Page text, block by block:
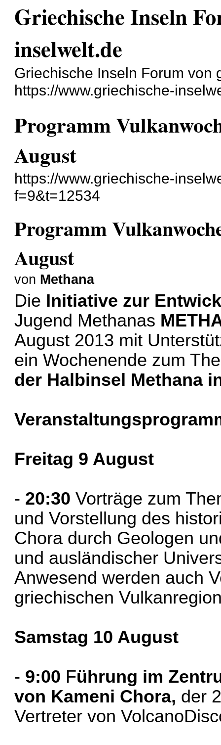
Griechische Inseln
inselwelt.de
Griechische Inseln Forum von
https://www.griechische-
Programm
August
https://www.griechische-
f=9&t=12534
Programm
August
von Methana
Die Initiative zur
Jugend Methanas
August 2013 mit
ein Wochenende zum
der Halbinsel Methana
Freitag 9 August
- 20:30Vorträge zum
und Vorstellung des
Chora durch Geologen
und ausländischer
Anwesend werden auch
griechischen
Samstag 10 August
- 9:00 Führung im
von Kameni Chora, der
Vertreter von